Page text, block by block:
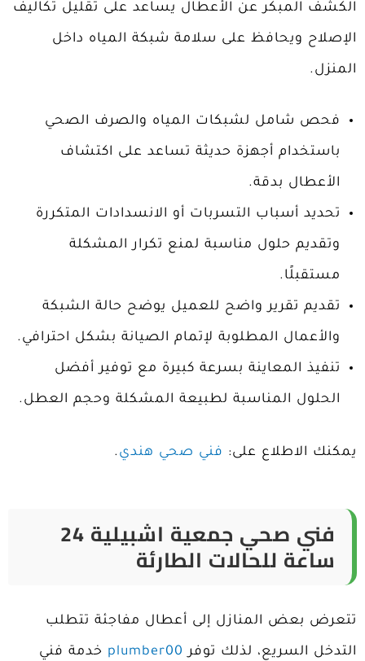
الكشف المبكر عن الأعطال يساعد على تقليل تكاليف
الإصلاح ويحافظ على سلامة شبكة المياه داخل
المنزل.
فحص شامل لشبكات المياه والصرف الصحي
باستخدام أجهزة حديثة تساعد على اكتشاف
الأعطال بدقة.
تحديد أسباب التسربات أو الانسدادات المتكررة
وتقديم حلول مناسبة لمنع تكرار المشكلة
مستقبلًا.
تقديم تقرير واضح للعميل يوضح حالة الشبكة
والأعمال المطلوبة لإتمام الصيانة بشكل احترافي.
تنفيذ المعاينة بسرعة كبيرة مع توفير أفضل
الحلول المناسبة لطبيعة المشكلة وحجم العطل.
يمكنك الاطلاع على: فني صحي هندي .
فني صحي جمعية اشبيلية 24
ساعة للحالات الطارئة
تتعرض بعض المنازل إلى أعطال مفاجئة تتطلب
التدخل السريع، لذلك توفر plumber00 خدمة فني